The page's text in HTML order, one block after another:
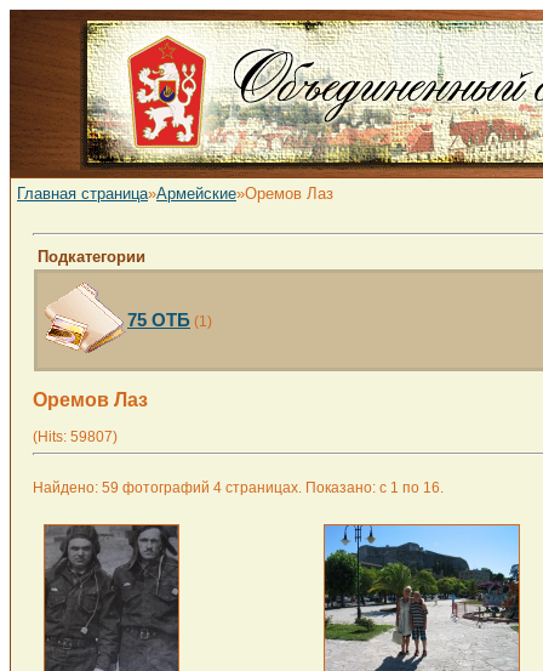
Главная страница»Армейские»Оремов Лаз
Подкатегории
75 ОТБ (1)
Оремов Лаз
(Hits: 59807)
Найдено: 59 фотографий 4 страницах. Показано: с 1 по 16.